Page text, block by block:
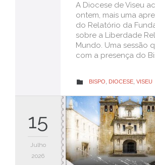
A Diocese de Viseu
ontem, mais uma
do Relatório da
sobre a Liberdade
Mundo. Uma sessão
com a presença do
 CATEGORY
BISPO DIOCESE VISEU
15
Julho
2026